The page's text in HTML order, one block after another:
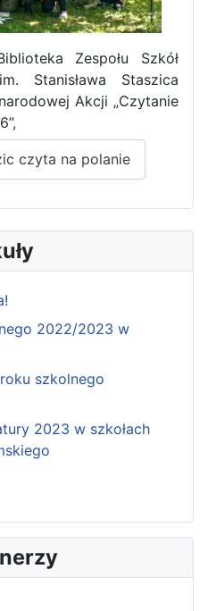
Zespołu Szkół
Stanisława Staszica
Akcji „Czytanie
czyta na polanie
2022/2023 w
szkolnego
2023 w szkołach